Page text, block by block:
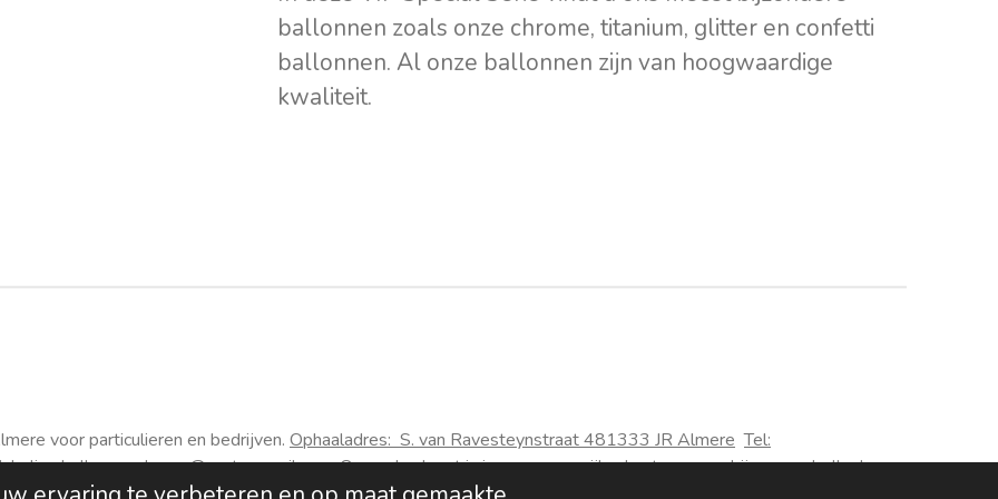
ballonnen zoals onze chrome, titanium, glitter en confetti
ballonnen. Al onze ballonnen zijn van hoogwaardige
kwaliteit.
voor particulieren en bedrijven. Ophaaladres: S. van Ravesteynstraat 481333 JR Almere Tel:
heliumballonnenalmere@proton-mail.com.Ons ophaalpunt is in een woonwijk u kunt gewoon bij ons aanbellen!